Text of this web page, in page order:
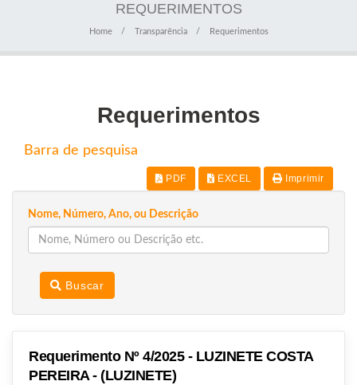
REQUERIMENTOS
Home Transparência Requerimentos
Requerimentos
Barra de pesquisa
PDF EXCEL Imprimir
Nome, Número, Ano, ou Descrição
Buscar
Requerimento Nº 4/2025 - LUZINETE COSTA
PEREIRA - (LUZINETE)